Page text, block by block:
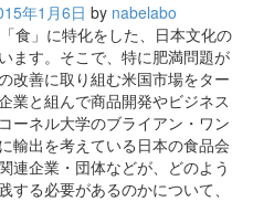
年1月6日 by nabelabo
食」に特化をした、日本文化の
ます。そこで、特に肥満問題が
改善に取り組む米国市場をター
業と組んで商品開発やビジネス
ーネル大学のブライアン・ワン
輸出を考えている日本の食品会
連企業・団体などが、どのよう
する必要があるのかについて、